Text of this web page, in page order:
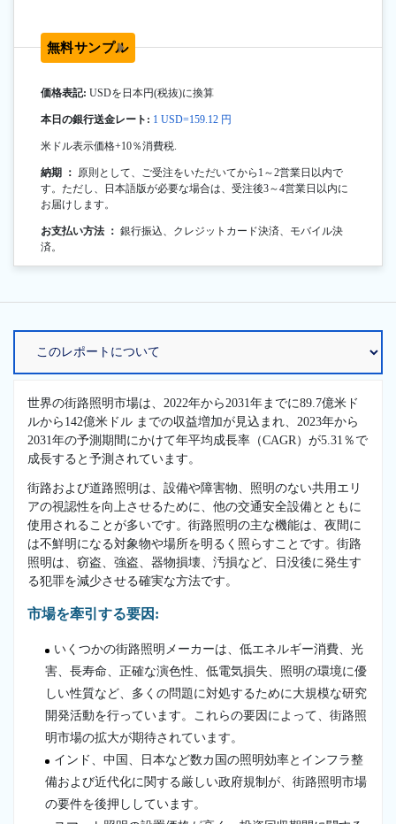
無料サンプル
価格表記: USDを日本円(税抜)に換算
本日の銀行送金レート: 1 USD=159.12 円
米ドル表示価格+10％消費税.
納期 ： 原則として、ご受注をいただいてから1～2営業日以内で
す。ただし、日本語版が必要な場合は、受注後3～4営業日以内に
お届けします。
お支払い方法 ： 銀行振込、クレジットカード決済、モバイル決
済。
世界の街路照明市場は、2022年から2031年までに89.7億米ド
ルから142億米ドル までの収益増加が見込まれ、2023年から
2031年の予測期間にかけて年平均成長率（CAGR）が5.31％で
成長すると予測されています。
街路および道路照明は、設備や障害物、照明のない共用エリ
アの視認性を向上させるために、他の交通安全設備とともに
使用されることが多いです。街路照明の主な機能は、夜間に
は不鮮明になる対象物や場所を明るく照らすことです。街路
照明は、窃盗、強盗、器物損壊、汚損など、日没後に発生す
る犯罪を減少させる確実な方法です。
市場を牽引する要因:
いくつかの街路照明メーカーは、低エネルギー消費、光
害、長寿命、正確な演色性、低電気損失、照明の環境に優
しい性質など、多くの問題に対処するために大規模な研究
開発活動を行っています。これらの要因によって、街路照
明市場の拡大が期待されています。
インド、中国、日本など数カ国の照明効率とインフラ整
備および近代化に関する厳しい政府規制が、街路照明市場
の要件を後押ししています。